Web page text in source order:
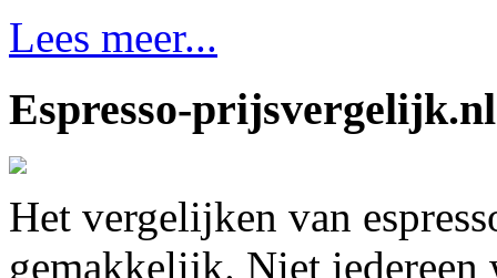
Lees meer...
Espresso-prijsvergelijk.nl
Het vergelijken van
gemakkelijk. Niet iedereen